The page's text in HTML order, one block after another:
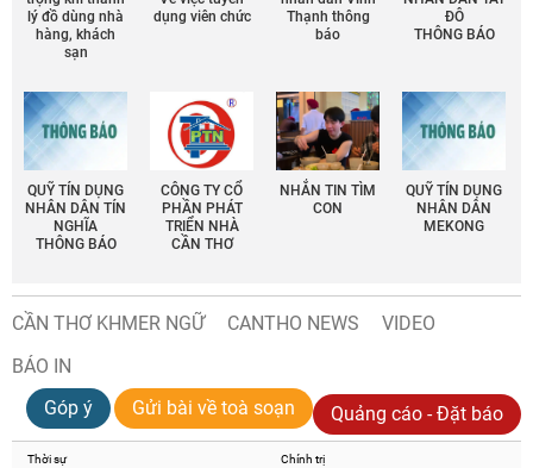
lý đồ dùng nhà
hàng, khách
sạn
dụng viên chức
Thạnh thông
báo
ĐÔ
THÔNG BÁO
QUỸ TÍN DỤNG
NHÂN DÂN TÍN
NGHĨA
THÔNG BÁO
CÔNG TY CỔ
PHẦN PHÁT
TRIỂN NHÀ
CẦN THƠ
NHẮN TIN TÌM
CON
QUỸ TÍN DỤNG
NHÂN DÂN
MEKONG
CẦN THƠ KHMER NGỮ CANTHO NEWS
VIDEO
BÁO IN
Góp ý
Gửi bài về toà soạn Quảng cáo - Đặt báo
Thời sự Chính trị